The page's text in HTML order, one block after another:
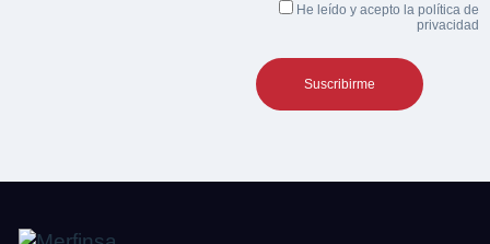
He leído y acepto la política de
privacidad